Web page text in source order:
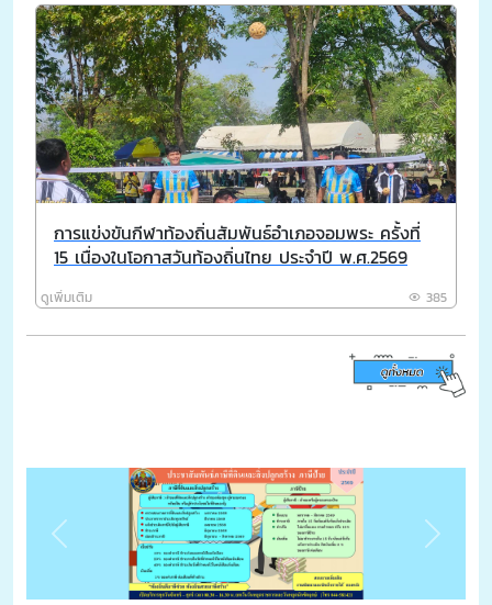
การแข่งขันกีฬาท้องถิ่นสัมพันธ์อำเภอจอมพระ ครั้งที่
15 เนื่องในโอกาสวันท้องถิ่นไทย ประจำปี พ.ศ.2569
ดูเพิ่มเติม 385
Previous Next